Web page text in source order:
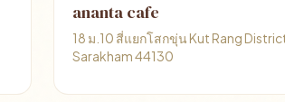
ananta cafe
18 ม.10 สี่แยกโสกขุ่น Kut Rang
Sarakham 44130